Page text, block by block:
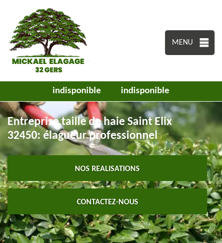
MENU
indisponible indisponible
Entreprise taille de haie Saint Elix
32450: élagueur professionnel
NOS REALISATIONS
CONTACTEZ-NOUS